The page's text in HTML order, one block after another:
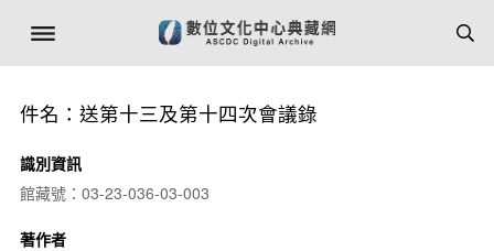
件名：送第十三及第十四次會議錄
識別資訊
館藏號：03-23-036-03-003
著作者